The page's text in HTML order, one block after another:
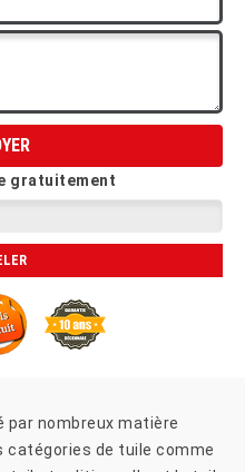
gratuitement
par nombreux matière
catégories de tuile comme